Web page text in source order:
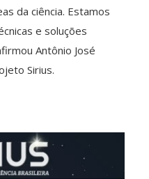
da ciência. Estamos
e soluções
Antônio José
Sirius.